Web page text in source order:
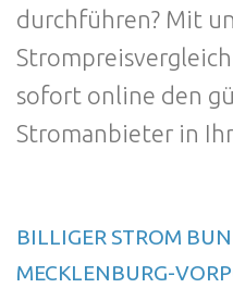
durchführen? Mit
sofort online den
Stromanbieter in
BILLIGER STROM
MECKLENBURG-